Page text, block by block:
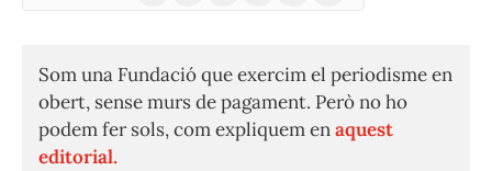
Som una Fundació que exercim el periodisme en
obert, sense murs de pagament. Però no ho
podem fer sols, com expliquem enaquest
editorial.